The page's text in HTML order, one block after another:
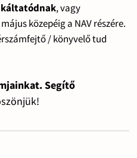
, vagy
május közepéig a NAV részére.
/ könyvelő tud
Segítő